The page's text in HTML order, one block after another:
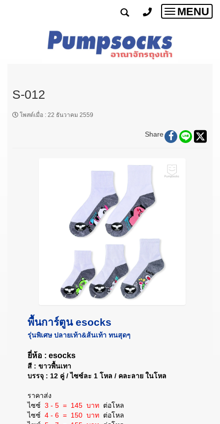
Toggle
MENU
S-012
โพสต์เมื่อ : 22 ธันวาคม 2559
Share
พื้นการ์ตูน esocks
รุ่นพิเศษ ปลายเท้า&ส้นเท้า ทนสุดๆ
ยี่ห้อ : esocks
สี : ขาวพื้นเทา
บรรจุ : 12 คู่ / ไซซ์ละ 1 โหล / คละลาย ในโหล
ราคาส่ง
ไซซ์ 3 - 5 = 145 บาท ต่อโหล
ไซซ์ 4 - 6 = 150 บาท ต่อโหล